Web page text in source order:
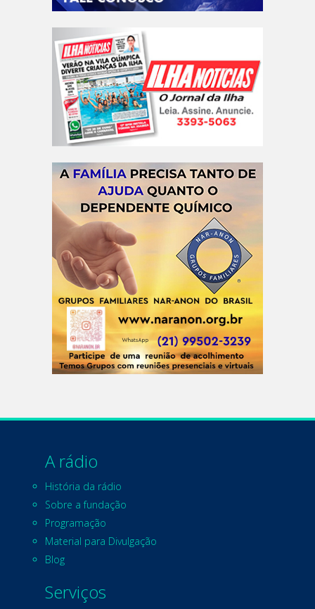
A rádio
História da rádio
Sobre a fundação
Programação
Material para Divulgação
Blog
Serviços